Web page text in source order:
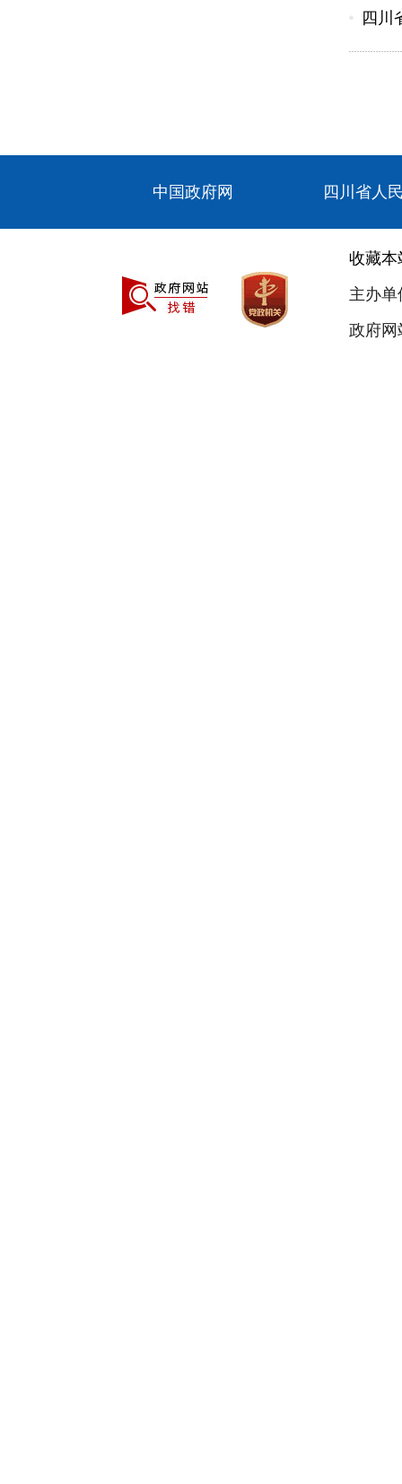
四川
中国政府网 四川省人
收藏本
主办
政府网